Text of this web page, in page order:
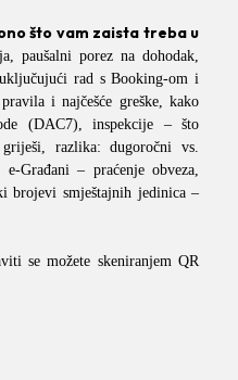
što vam zaista treba u
paušalni porez na dohodak,
rad s Booking-om i
i najčešće greške, kako
(DAC7), inspekcije – što
razlika: dugoročni vs.
Građani – praćenje obveza,
brojevi smještajnih jedinica –
se možete skeniranjem QR